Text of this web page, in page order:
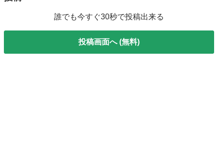
誰でも今すぐ30秒で投稿出来る
投稿画面へ (無料)